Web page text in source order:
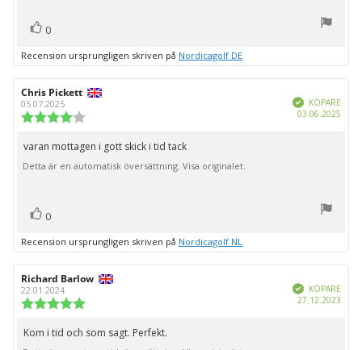
Rösta
0
Recension ursprungligen skriven på Nordicagolf DE
Recensionsförfattare:
Chris Pickett
05.07.2025
utav
5
stjärnor
Bekräftad
KÖPARE
03.06.2025
Recensionstext:
varan mottagen i gott skick i tid tack
Detta är en automatisk översättning. Visa originalet.
Rösta
0
Recension ursprungligen skriven på Nordicagolf NL
Recensionsförfattare:
Richard Barlow
22.01.2024
utav
5
Bekräftad
KÖPARE
27.12.2023
Recensionstext:
Kom i tid och som sagt. Perfekt.